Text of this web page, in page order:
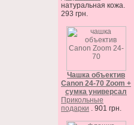
натуральная кожа.
293 грн.
Чашка объектив
Canon 24-70 Zoom +
сумка универсал
Прикольные
подарки . 901 грн.